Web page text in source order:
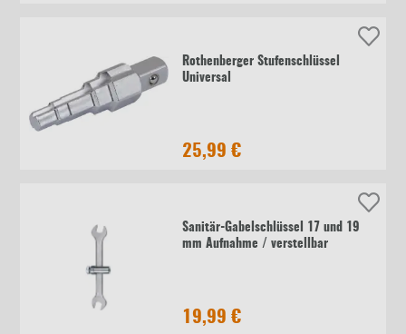
Rothenberger Stufenschlüssel
Universal
25,99 €
Sanitär-Gabelschlüssel 17 und 19
mm Aufnahme / verstellbar
19,99 €